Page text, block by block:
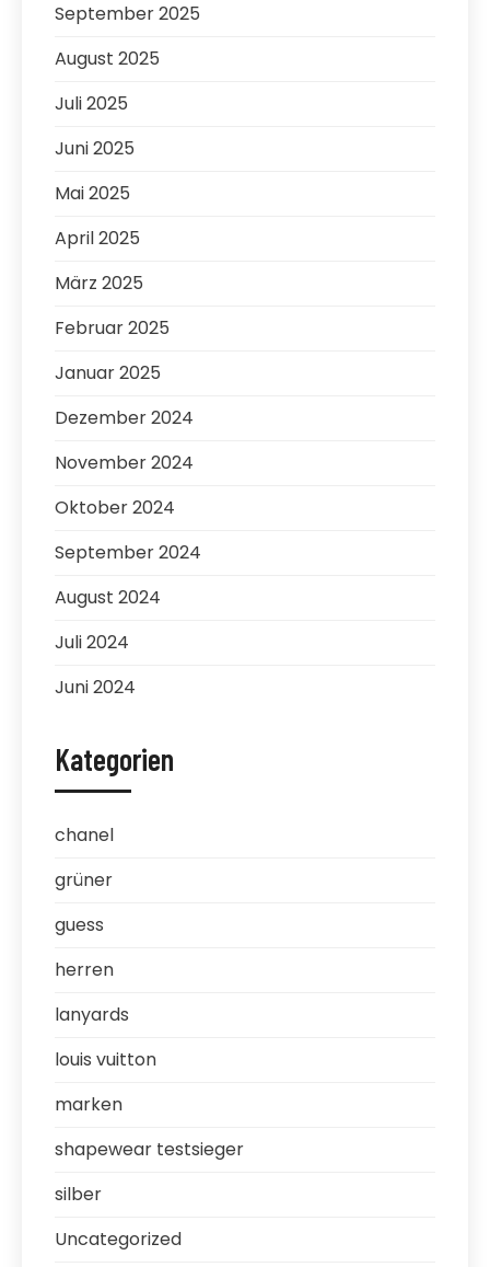
September 2025
August 2025
Juli 2025
Juni 2025
Mai 2025
April 2025
März 2025
Februar 2025
Januar 2025
Dezember 2024
November 2024
Oktober 2024
September 2024
August 2024
Juli 2024
Juni 2024
Kategorien
chanel
grüner
guess
herren
lanyards
louis vuitton
marken
shapewear testsieger
silber
Uncategorized